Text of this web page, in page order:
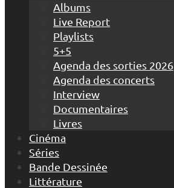
Albums
Live Report
Playlists
5+5
Agenda des sorties 2026
Agenda des concerts
Interview
Documentaires
Livres
Cinéma
Séries
Bande Dessinée
Littérature